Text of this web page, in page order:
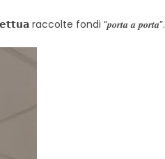
raccolte fondi “𝒑𝒐𝒓𝒕𝒂 𝒂 𝒑𝒐𝒓𝒕𝒂”.